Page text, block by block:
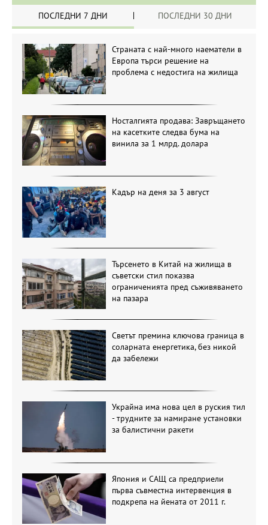
ПОСЛЕДНИ 7 ДНИ ПОСЛЕДНИ 30 ДНИ
Страната с най-много наематели в
Европа търси решение на
проблема с недостига на жилища
Носталгията продава: Завръщането
на касетките следва бума на
винила за 1 млрд. долара
Кадър на деня за 3 август
Търсенето в Китай на жилища в
съветски стил показва
ограниченията пред съживяването
на пазара
Светът премина ключова граница в
соларната енергетика, без никой
да забележи
Украйна има нова цел в руския тил
- трудните за намиране установки
за балистични ракети
Япония и САЩ са предприели
първа съвместна интервенция в
подкрепа на йената от 2011 г.